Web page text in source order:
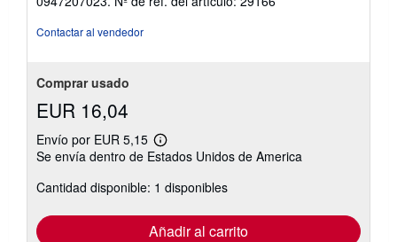
5
Contactar al vendedor
Comprar usado
EUR 16,04
Envío por EUR 5,15
Más
información
las
tarifas
envío
Se envía dentro de Estados Unidos de America
Cantidad disponible: 1 disponibles
Añadir al carrito